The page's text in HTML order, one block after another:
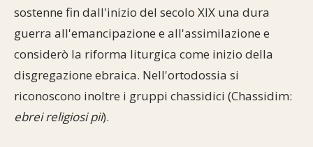
sostenne fin dall'inizio del secolo XIX una dura
guerra all'emancipazione e all'assimilazione e
considerò la riforma liturgica come inizio della
disgregazione ebraica. Nell'ortodossia si
riconoscono inoltre i gruppi chassidici (Chassidim:
ebrei religiosi pii).